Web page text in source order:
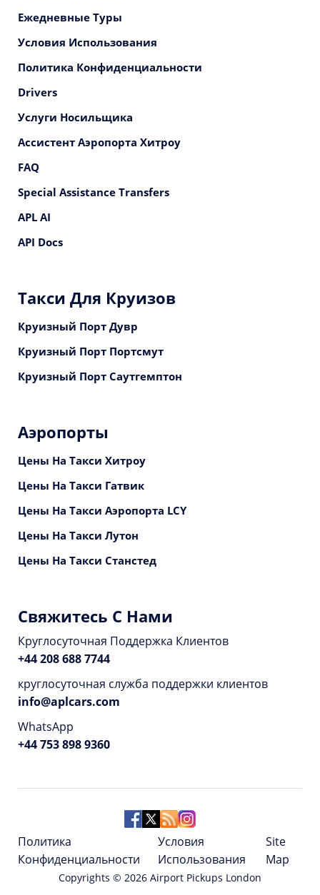
Ежедневные Туры
Условия Использования
Политика Конфиденциальности
Drivers
Услуги Носильщика
Ассистент Аэропорта Хитроу
FAQ
Special Assistance Transfers
APL AI
API Docs
Такси Для Круизов
Круизный Порт Дувр
Круизный Порт Портсмут
Круизный Порт Саутгемптон
Аэропорты
Цены На Такси Хитроу
Цены На Такси Гатвик
Цены На Такси Аэропорта LCY
Цены На Такси Лутон
Цены На Такси Станстед
Свяжитесь С Нами
Круглосуточная Поддержка Клиентов
+44 208 688 7744
круглосуточная служба поддержки клиентов
info@aplcars.com
WhatsApp
+44 753 898 9360
Copyrights © 2026 Airport Pickups London
Политика
Конфиденциальности
Условия
Использования
Site
Map